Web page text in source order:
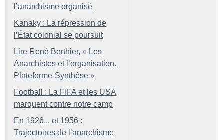
l’anarchisme organisé
Kanaky : La répression de
l’État colonial se poursuit
Lire René Berthier, « Les
Anarchistes et l’organisation.
Plateforme-Synthèse »
Football : La FIFA et les USA
marquent contre notre camp
En 1926... et 1956 :
Trajectoires de l’anarchisme